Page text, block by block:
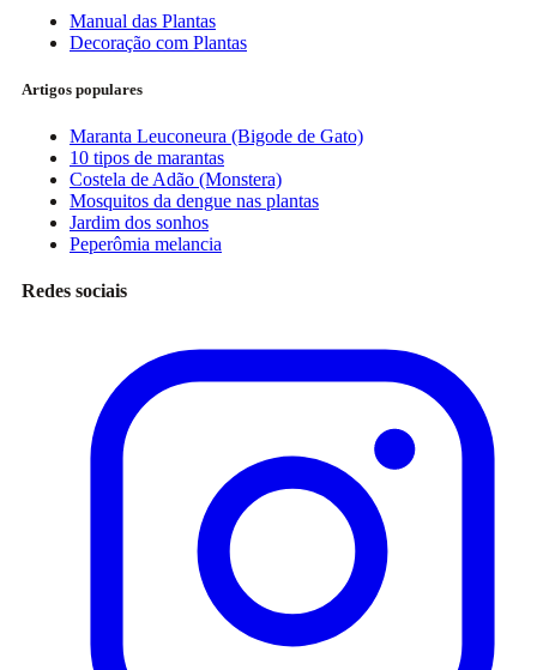
Manual das Plantas
Decoração com Plantas
Artigos populares
Maranta Leuconeura (Bigode de Gato)
10 tipos de marantas
Costela de Adão (Monstera)
Mosquitos da dengue nas plantas
Jardim dos sonhos
Peperômia melancia
Redes sociais